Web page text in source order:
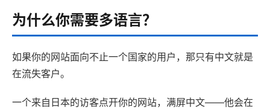
为什么你需要多语言？
如果你的网站面向不止一个国家的用户，那只有中文就是
在流失客户。
一个来自日本的访客点开你的网站，满屏中文——他会在